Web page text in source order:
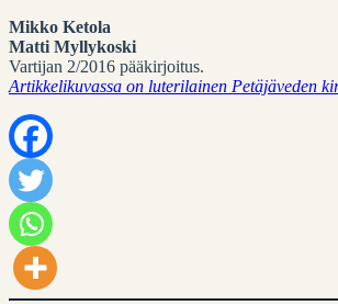
Mikko Ketola
Matti Myllykoski
Vartijan 2/2016 pääkirjoitus.
Artikkelikuvassa on luterilainen Petäjäveden